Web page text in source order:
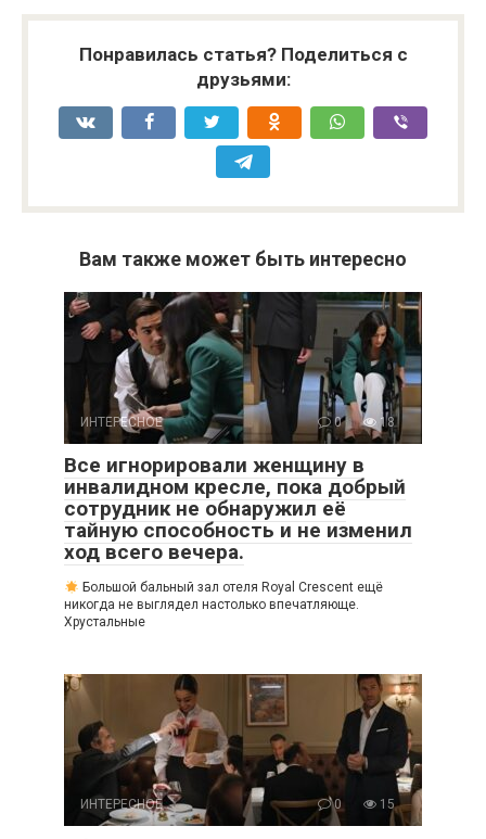
Понравилась статья? Поделиться с
друзьями:
Вам также может быть интересно
ИНТЕРЕСНОЕ 0 18
Все игнорировали женщину в
инвалидном кресле, пока добрый
сотрудник не обнаружил её
тайную способность и не изменил
ход всего вечера.
Большой бальный зал отеля Royal Crescent ещё
никогда не выглядел настолько впечатляюще.
Хрустальные
ИНТЕРЕСНОЕ 0 15